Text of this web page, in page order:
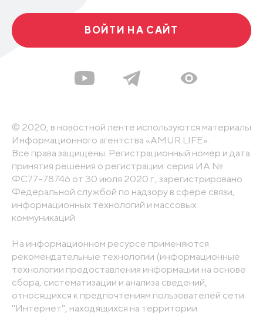
ВОЙТИ НА САЙТ
© 2020, в новостной ленте используются материалы
Информационного агентства «AMUR.LIFE».
Все права защищены. Регистрационный номер и дата
принятия решения о регистрации: серия ИА №
ФС77-78746 от 30 июля 2020 г., зарегистрировано
Федеральной службой по надзору в сфере связи,
информационных технологий и массовых
коммуникаций
На информационном ресурсе применяются
рекомендательные технологии (информационные
технологии предоставления информации на основе
сбора, систематизации и анализа сведений,
относящихся к предпочтениям пользователей сети
"Интернет", находящихся на территории